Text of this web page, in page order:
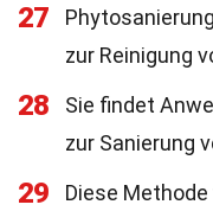
27
zur Reinigung
28
Sie findet
zur Sanierung
29 Diese